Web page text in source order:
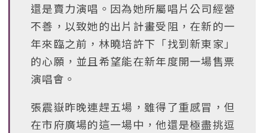
還是賣力演唱。因為她所屬唱片公司經營
不善，以致她的出片計畫受阻，在新的一
年來臨之前，林曉培許下「找到新東家」
的心願，並且希望能在新年度開一場售票
演唱會。
張震嶽昨晚連趕五場，雖得了重感冒，但
在市府廣場的這一場中，他還是極盡挑逗